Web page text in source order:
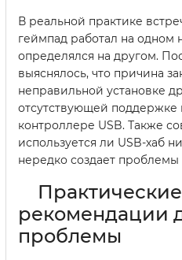
В реальной практике
геймпад работал на одном
определялся на другом.
выяснялось, что причина
неправильной установке
отсутствующей поддержке
контроллере USB. Также
используется ли USB-хаб
нередко создает проблемы
Практические
рекомендации
проблемы